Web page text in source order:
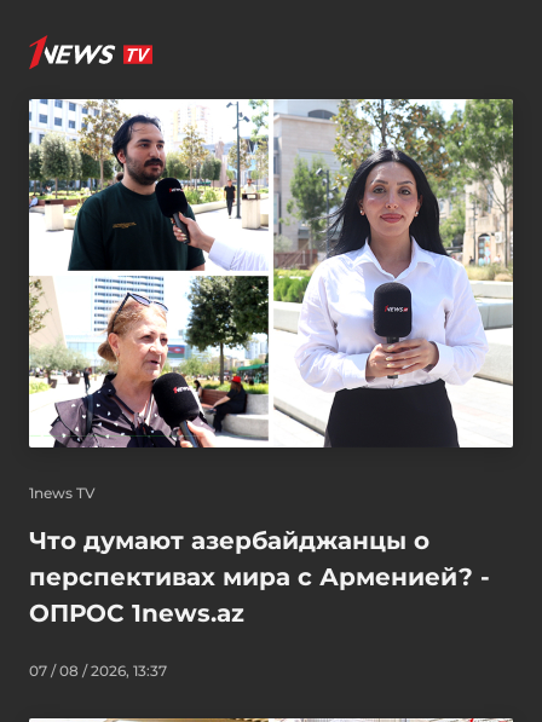
1news TV
Что думают азербайджанцы о
перспективах мира с Арменией? -
ОПРОС 1news.az
07 / 08 / 2026, 13:37